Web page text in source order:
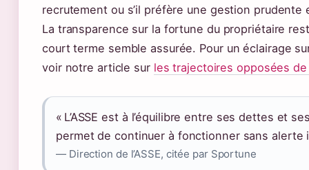
recrutement ou s’il préfère une gestion
La transparence sur la fortune du propriétaire
court terme semble assurée. Pour un éclairage
voir notre article sur les trajectoires opposées de
« L’ASSE est à l’équilibre entre ses dettes et
permet de continuer à fonctionner sans alerte
— Direction de l’ASSE, citée par Sportune